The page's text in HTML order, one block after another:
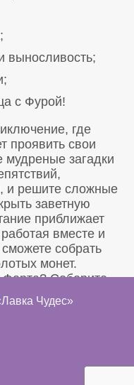
выносливость;
с Фурой!
где
проявить свои
мудреные загадки
и решите сложные
заветную
приближает
вместе и
собрать
монет.
Соберите
на
Чудес»